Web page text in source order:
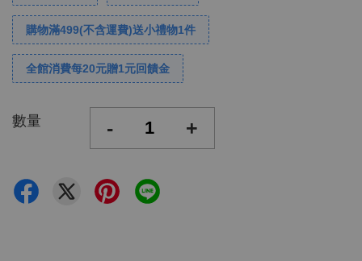
購物滿499(不含運費)送小禮物1件
全館消費每20元贈1元回饋金
數量 - +